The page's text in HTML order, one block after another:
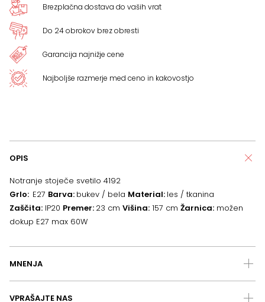
Brezplačna dostava do vaših vrat
Do 24 obrokov brez obresti
Garancija najnižje cene
Najboljše razmerje med ceno in kakovostjo
OPIS
Notranje stoječe svetilo 4192
Grlo: E27 Barva: bukev / bela Material: les / tkanina
Zaščita: IP20 Premer: 23 cm Višina: 157 cm Žarnica: možen
dokup E27 max 60W
MNENJA
VPRAŠAJTE NAS